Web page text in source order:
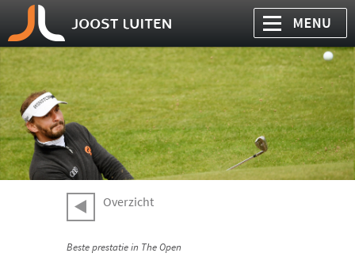
Overzicht
Beste prestatie in The Open